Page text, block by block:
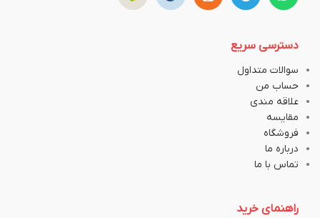
دسترسی سریع
سوالات متداول
حساب من
علاقه مندی
مقایسه
فروشگاه
درباره ما
تماس با ما
راهنمای خرید